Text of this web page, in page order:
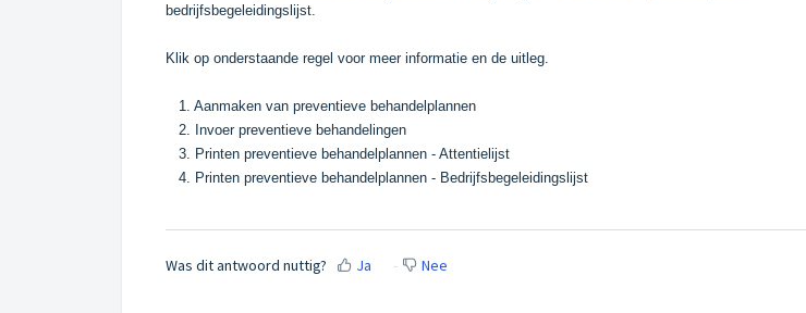
bedrijfsbegeleidingslijst.
Klik op onderstaande regel voor meer informatie en de uitleg.
1. Aanmaken van preventieve behandelplannen
2. Invoer preventieve behandelingen
3. Printen preventieve behandelplannen - Attentielijst
4. Printen preventieve behandelplannen - Bedrijfsbegeleidingslijst
Was dit antwoord nuttig? Ja Nee